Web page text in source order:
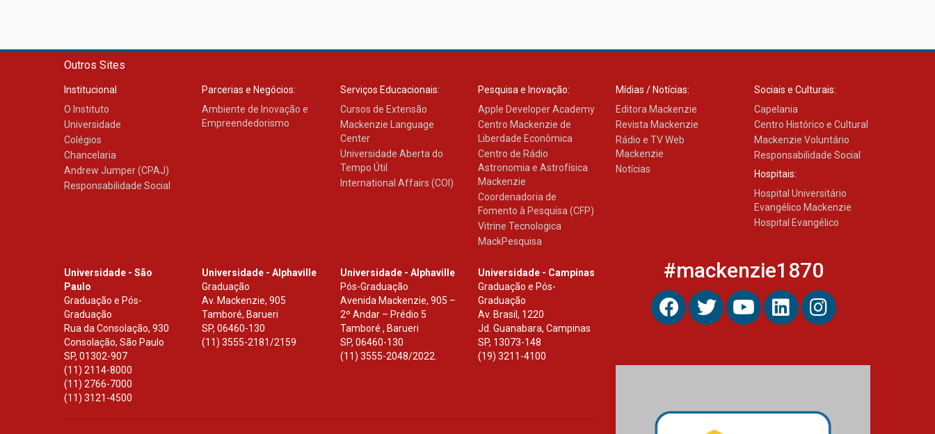
Outros Sites
Institucional
O Instituto
Universidade
Colégios
Chancelaria
Andrew Jumper (CPAJ)
Responsabilidade Social
Parcerias e Negócios:
Ambiente de Inovação e
Empreendedorismo
Serviços Educacionais:
Cursos de Extensão
Mackenzie Language
Center
Universidade Aberta do
Tempo Útil
International Affairs (COI)
Pesquisa e Inovação:
Apple Developer Academy
Centro Mackenzie de
Liberdade Econômica
Centro de Rádio
Astronomia e Astrofísica
Mackenzie
Coordenadoria de
Fomento à Pesquisa (CFP)
Vitrine Tecnologica
MackPesquisa
Mídias / Notícias:
Editora Mackenzie
Revista Mackenzie
Rádio e TV Web
Mackenzie
Notícias
Sociais e Culturais:
Capelania
Centro Histórico e Cultural
Mackenzie Voluntário
Responsabilidade Social
Hospitais:
Hospital Universitário
Evangélico Mackenzie
Hospital Evangélico
Universidade - São
Paulo
Graduação e Pós-
Graduação
Rua da Consolação, 930
Consolação, São Paulo
SP, 01302-907
(11) 2114-8000
(11) 2766-7000
(11) 3121-4500
Universidade - Alphaville
Graduação
Av. Mackenzie, 905
Tamboré, Barueri
SP,06460-130
(11) 3555-2181/2159
Universidade - Alphaville
Pós-Graduação
Avenida Mackenzie, 905 –
2º Andar – Prédio 5
Tamboré , Barueri
SP, 06460-130
(11) 3555-2048/2022.
Universidade - Campinas
Graduação e Pós-
Graduação
Av. Brasil, 1220
Jd. Guanabara, Campinas
SP, 13073-148
(19) 3211-4100
#mackenzie1870